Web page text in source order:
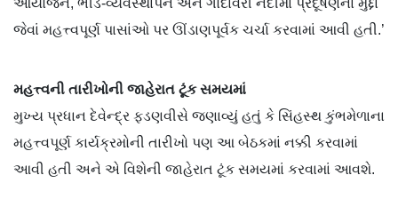
આયોજન, ભીડ-વ્યવસ્થાપન અને ગોદાવરી નદીમાં પ્રદૂષણના મુદ્દા
જેવાં મહત્ત્વપૂર્ણ પાસાંઓ પર ઊંડાણપૂર્વક ચર્ચા કરવામાં આવી હતી.’
મહત્ત્વની તારીખોની જાહેરાત ટૂંક સમયમાં
મુખ્ય પ્રધાન દેવેન્દ્ર ફડણવીસે જણાવ્યું હતું કે સિંહસ્થ કુંભમેળાના
મહત્ત્વપૂર્ણ કાર્યક્રમોની તારીખો પણ આ બેઠકમાં નક્કી કરવામાં
આવી હતી અને એ વિશેની જાહેરાત ટૂંક સમયમાં કરવામાં આવશે.